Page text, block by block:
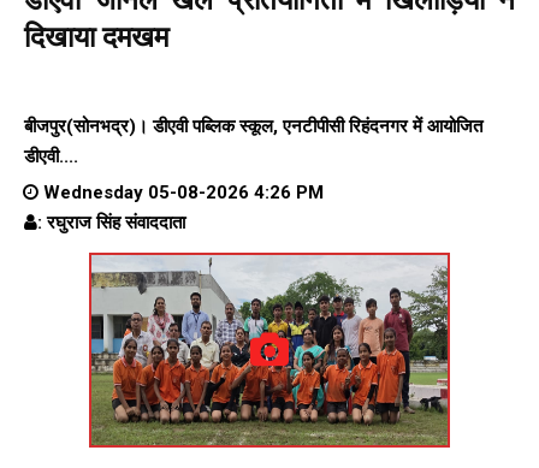
दिखाया दमखम
बीजपुर(सोनभद्र)। डीएवी पब्लिक स्कूल, एनटीपीसी रिहंदनगर में आयोजित
डीएवी....
Wednesday 05-08-2026 4:26 PM
: रघुराज सिंह संवाददाता